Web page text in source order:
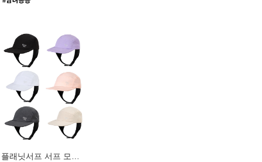
플래닛서프 서프 모자 UAC007PS